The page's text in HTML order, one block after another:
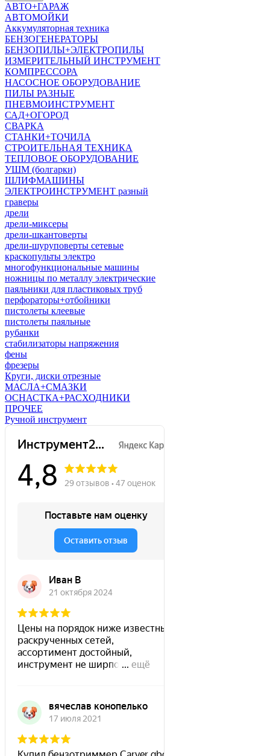
АВТО+ГАРАЖ
АВТОМОЙКИ
Аккумуляторная техника
БЕНЗОГЕНЕРАТОРЫ
БЕНЗОПИЛЫ+ЭЛЕКТРОПИЛЫ
ИЗМЕРИТЕЛЬНЫЙ ИНСТРУМЕНТ
КОМПРЕССОРА
НАСОСНОЕ ОБОРУДОВАНИЕ
ПИЛЫ РАЗНЫЕ
ПНЕВМОИНСТРУМЕНТ
САД+ОГОРОД
СВАРКА
СТАНКИ+ТОЧИЛА
СТРОИТЕЛЬНАЯ ТЕХНИКА
ТЕПЛОВОЕ ОБОРУДОВАНИЕ
УШМ (болгарки)
ШЛИФМАШИНЫ
ЭЛЕКТРОИНСТРУМЕНТ разный
граверы
дрели
дрели-миксеры
дрели-шкантоверты
дрели-шуруповерты сетевые
краскопульты электро
многофункциональные машины
ножницы по металлу электрические
паяльники для пластиковых труб
перфораторы+отбойники
пистолеты клеевые
пистолеты паяльные
рубанки
стабилизаторы напряжения
фены
фрезеры
Круги, диски отрезные
МАСЛА+СМАЗКИ
ОСНАСТКА+РАСХОДНИКИ
ПРОЧЕЕ
Ручной инструмент